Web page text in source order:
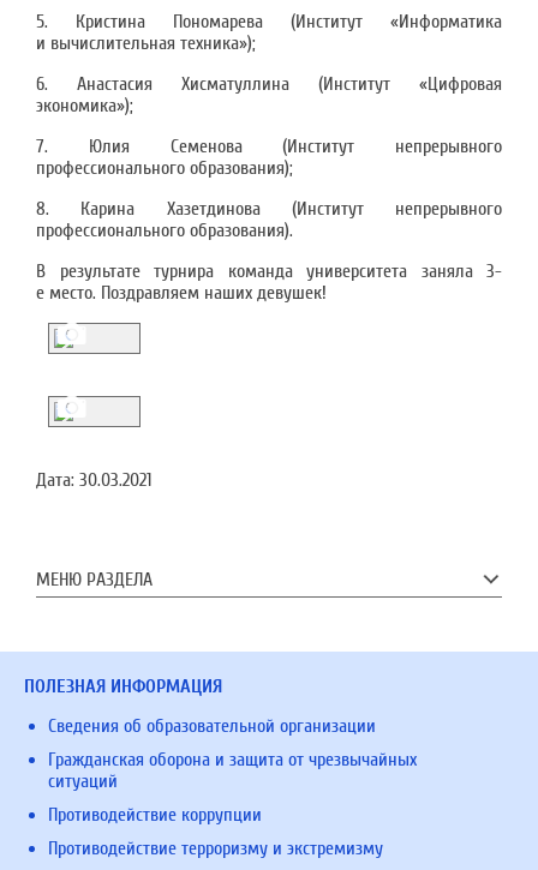
5. Кристина Пономарева (Институт «Информатика
и вычислительная техника»);
6. Анастасия Хисматуллина (Институт «Цифровая
экономика»);
7. Юлия Семенова (Институт непрерывного
профессионального образования);
8. Карина Хазетдинова (Институт непрерывного
профессионального образования).
В результате турнира команда университета заняла 3-
е место. Поздравляем наших девушек!
Дата: 30.03.2021
МЕНЮ РАЗДЕЛА
ПОЛЕЗНАЯ ИНФОРМАЦИЯ
Сведения об образовательной организации
Гражданская оборона и защита от чрезвычайных
ситуаций
Противодействие коррупции
Противодействие терроризму и экстремизму